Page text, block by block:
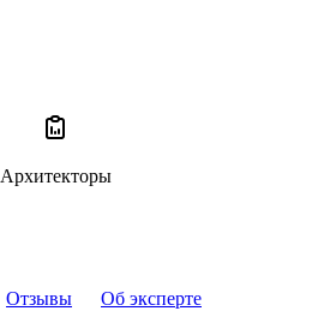
Отзывы Об эксперте
Архитекторы